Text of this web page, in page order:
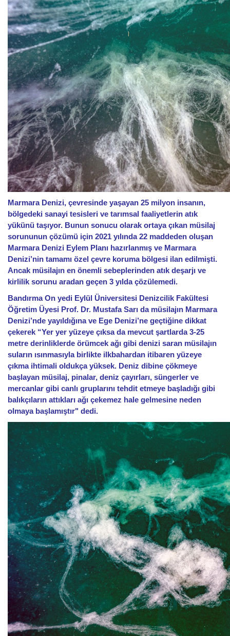
Marmara Denizi, çevresinde yaşayan 25 milyon insanın,
bölgedeki sanayi tesisleri ve tarımsal faaliyetlerin atık
yükünü taşıyor. Bunun sonucu olarak ortaya çıkan müsilaj
sorununun çözümü için 2021 yılında 22 maddeden oluşan
Marmara Denizi Eylem Planı hazırlanmış ve Marmara
Denizi’nin tamamı özel çevre koruma bölgesi ilan edilmişti.
Ancak müsilajın en önemli sebeplerinden atık deşarjı ve
kirlilik sorunu aradan geçen 3 yılda çözülemedi.
Bandırma On yedi Eylül Üniversitesi Denizcilik Fakültesi
Öğretim Üyesi Prof. Dr. Mustafa Sarı da müsilajın Marmara
Denizi’nde yayıldığına ve Ege Denizi’ne geçtiğine dikkat
çekerek “Yer yer yüzeye çıksa da mevcut şartlarda 3-25
metre derinliklerde örümcek ağı gibi denizi saran müsilajın
suların ısınmasıyla birlikte ilkbahardan itibaren yüzeye
çıkma ihtimali oldukça yüksek. Deniz dibine çökmeye
başlayan müsilaj, pinalar, deniz çayırları, süngerler ve
mercanlar gibi canlı gruplarını tehdit etmeye başladığı gibi
balıkçıların attıkları ağı çekemez hale gelmesine neden
olmaya başlamıştır" dedi.